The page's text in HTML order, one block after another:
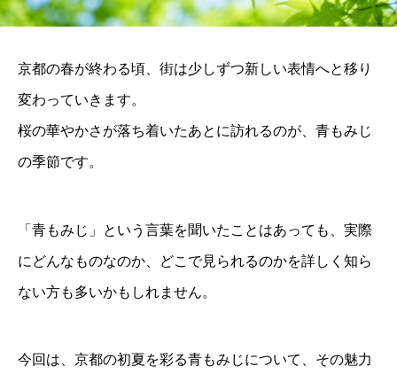
京都の春が終わる頃、街は少しずつ新しい表情へと移り
変わっていきます。
桜の華やかさが落ち着いたあとに訪れるのが、青もみじ
の季節です。
「青もみじ」という言葉を聞いたことはあっても、実際
にどんなものなのか、どこで見られるのかを詳しく知ら
ない方も多いかもしれません。
今回は、京都の初夏を彩る青もみじについて、その魅力